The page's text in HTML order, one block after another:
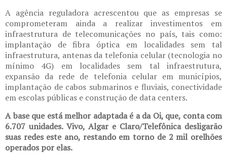
A agência reguladora acrescentou que as empresas se
comprometeram ainda a realizar investimentos em
infraestrutura de telecomunicações no país, tais como:
implantação de fibra óptica em localidades sem tal
infraestrutura, antenas da telefonia celular (tecnologia no
mínimo 4G) em localidades sem tal infraestrutura,
expansão da rede de telefonia celular em municípios,
implantação de cabos submarinos e fluviais, conectividade
em escolas públicas e construção de data centers.
A base que está melhor adaptada é a da Oi, que, conta com
6.707 unidades. Vivo, Algar e Claro/Telefônica desligarão
suas redes este ano, restando em torno de 2 mil orelhões
operados por elas.